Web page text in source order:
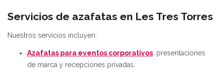
Servicios de azafatas en Les Tres Torres
Nuestros servicios incluyen:
Azafatas para eventos corporativos , presentaciones
de marca y recepciones privadas.